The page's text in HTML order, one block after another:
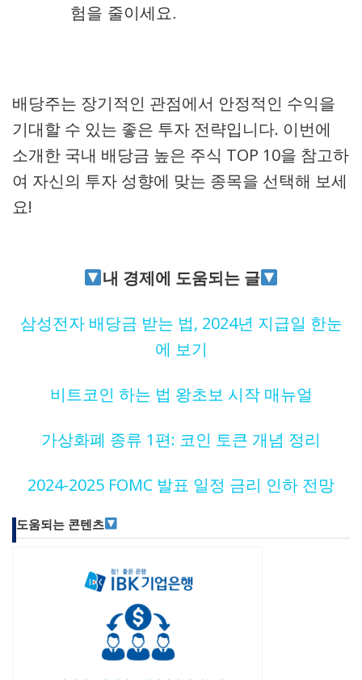
험을 줄이세요.
배당주는 장기적인 관점에서 안정적인 수익을
기대할 수 있는 좋은 투자 전략입니다. 이번에
소개한 국내 배당금 높은 주식 TOP 10을 참고하
여 자신의 투자 성향에 맞는 종목을 선택해 보세
요!
내 경제에 도움되는 글
삼성전자 배당금 받는 법, 2024년 지급일 한눈
에 보기
비트코인 하는 법 왕초보 시작 매뉴얼
가상화폐 종류 1편: 코인 토큰 개념 정리
2024-2025 FOMC 발표 일정 금리 인하 전망
도움되는 콘텐츠